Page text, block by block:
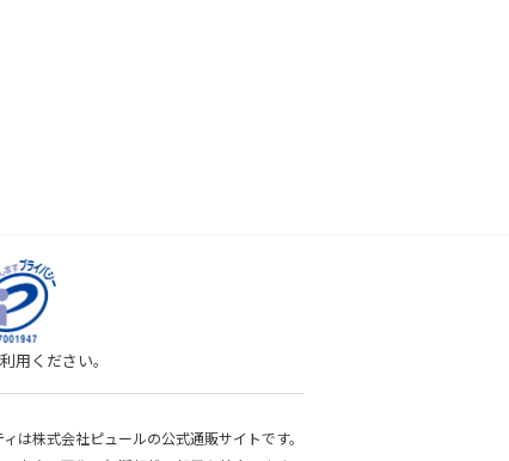
用ください。
は株式会社ピュールの公式通販サイトです。